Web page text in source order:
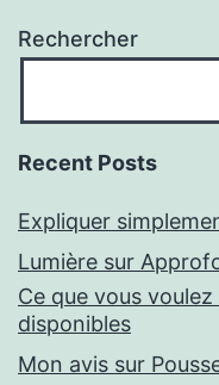
Rechercher
Recent Posts
Expliquer
Lumière sur
Ce que vous voulez
disponibles
Mon avis sur